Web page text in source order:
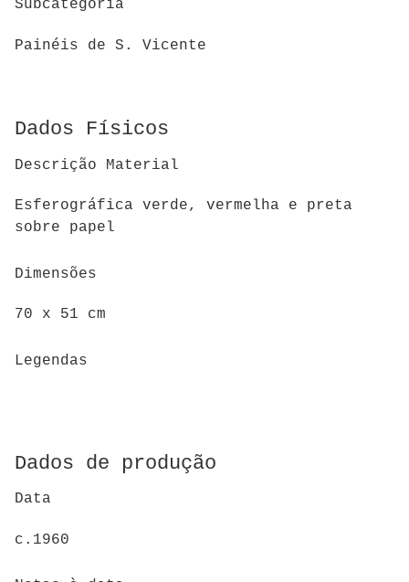
Subcategoria
Painéis de S. Vicente
Dados Físicos
Descrição Material
Esferográfica verde, vermelha e preta
sobre papel
Dimensões
70 x 51 cm
Legendas
Dados de produção
Data
c.1960